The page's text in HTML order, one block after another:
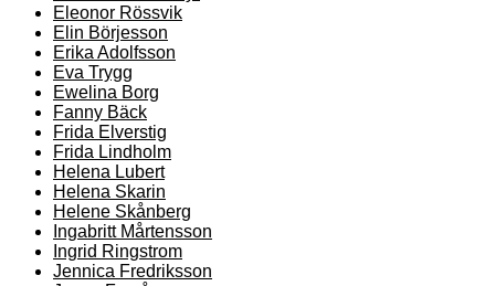
Eleonor Rössvik
Elin Börjesson
Erika Adolfsson
Eva Trygg
Ewelina Borg
Fanny Bäck
Frida Elverstig
Frida Lindholm
Helena Lubert
Helena Skarin
Helene Skånberg
Ingabritt Mårtensson
Ingrid Ringstrom
Jennica Fredriksson